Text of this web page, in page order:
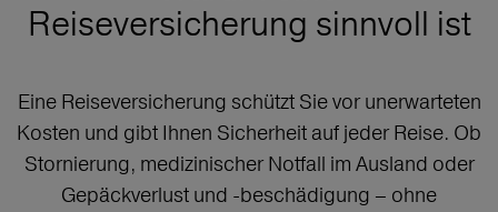
Reiseversicherung sinnvoll ist
Eine Reiseversicherung schützt Sie vor unerwarteten
Kosten und gibt Ihnen Sicherheit auf jeder Reise. Ob
Stornierung, medizinischer Notfall im Ausland oder
Gepäckverlust und -beschädigung – ohne